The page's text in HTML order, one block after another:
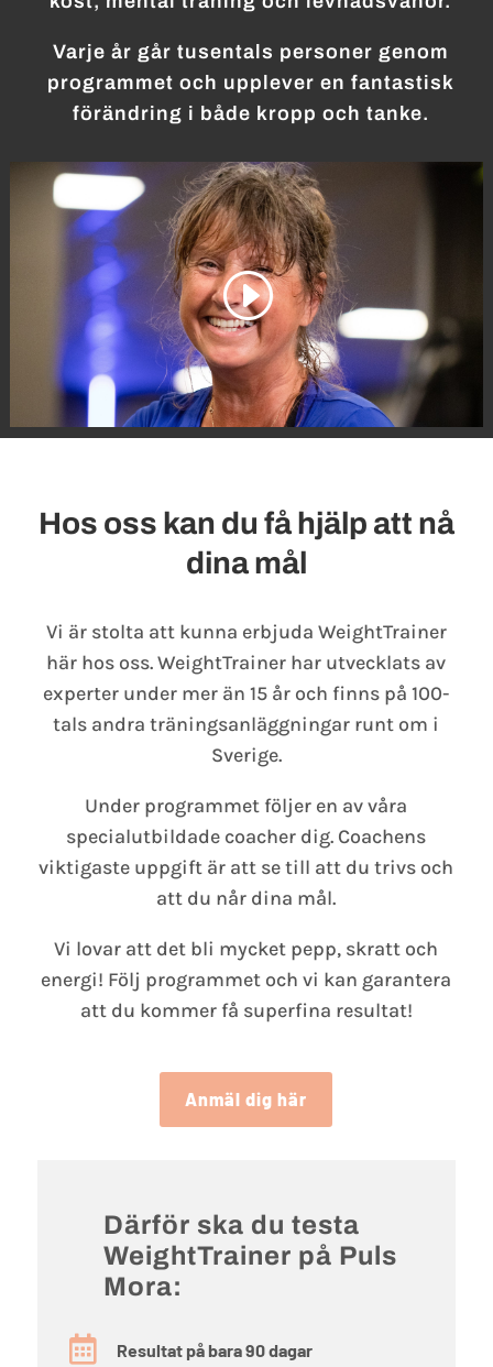
Varje år går tusentals personer genom
programmet och upplever en fantastisk
förändring i både kropp och tanke.
Hos oss kan du få hjälp att nå
dina mål
Vi är stolta att kunna erbjuda WeightTrainer
här hos oss. WeightTrainer har utvecklats av
experter under mer än 15 år och finns på 100-
tals andra träningsanläggningar runt om i
Sverige.
Under programmet följer en av våra
specialutbildade coacher dig. Coachens
viktigaste uppgift är att se till att du trivs och
att du når dina mål.
Vi lovar att det bli mycket pepp, skratt och
energi! Följ programmet och vi kan garantera
att du kommer få superfina resultat!
Anmäl dig här
Därför ska du testa
WeightTrainer på Puls
Mora:
 Resultat på bara 90 dagar